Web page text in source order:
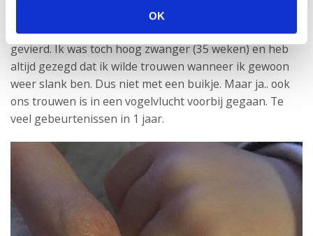
OK
geboren. Wij wilde namelijk niet kiezen om het kindje te
herkennen. We hebben onze bruiloft niet groots
gevierd. Ik was toch hoog zwanger (35 weken) en heb
altijd gezegd dat ik wilde trouwen wanneer ik gewoon
weer slank ben. Dus niet met een buikje. Maar ja.. ook
ons trouwen is in een vogelvlucht voorbij gegaan. Te
veel gebeurtenissen in 1 jaar.